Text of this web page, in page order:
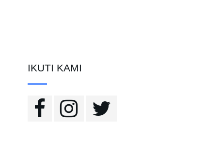
IKUTI KAMI